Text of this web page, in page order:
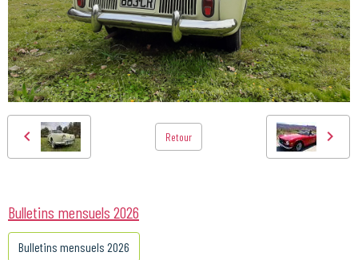
Retour
Bulletins mensuels 2026
Bulletins mensuels 2026